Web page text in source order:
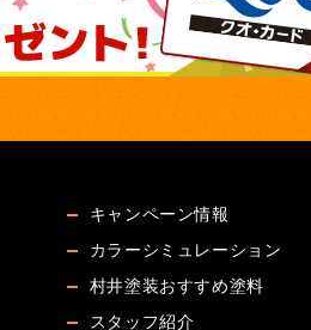
キャンペーン情報
カラーシミュレーション
村井塗装おすすめ塗料
スタッフ紹介